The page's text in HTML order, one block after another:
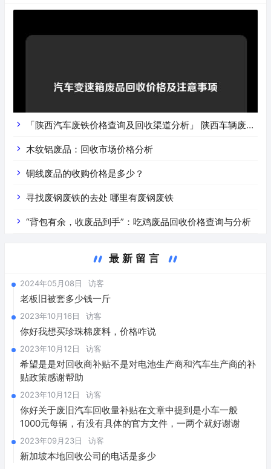
「陕西汽车废铁价格查询及回收渠道分析」 陕西车辆废铁
价是什么
木纹铝废品：回收市场价格分析
铜线废品的收购价格是多少？
寻找废钢废铁的去处 哪里有废钢废铁
“背包有余，收废品到手”：吃鸡废品回收价格查询与分析
最新留言
2024年05月08日 访客
老板旧被套多少钱一斤
2023年10月16日 访客
你好我想买珍珠棉废料，价格咋说
2023年10月12日 访客
希望是是对回收商补贴不是对电池生产商和汽车生产商的补
贴政策感谢帮助
2023年10月12日 访客
你好关于废旧汽车回收量补贴在文章中提到是小车一般
1000元每辆，有没有具体的官方文件，一两个就好谢谢
2023年09月23日 访客
新加坡本地回收公司的电话是多少